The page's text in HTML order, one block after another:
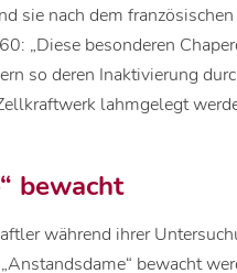
sie nach dem
„Diese besonderen
so deren Inaktivierung
lahmgelegt
bewacht
während ihrer
bewacht